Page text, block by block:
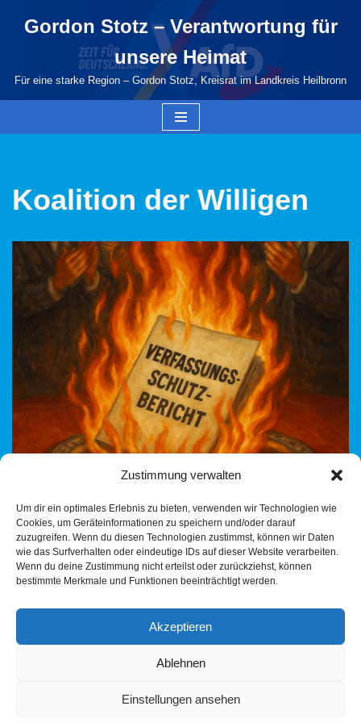
Zustimmung verwalten
Um dir ein optimales Erlebnis zu bieten, verwenden wir Technologien wie
Cookies, um Geräteinformationen zu speichern und/oder darauf
zuzugreifen. Wenn du diesen Technologien zustimmst, können wir Daten
wie das Surfverhalten oder eindeutige IDs auf dieser Website verarbeiten.
Wenn du deine Zustimmung nicht erteilst oder zurückziehst, können
bestimmte Merkmale und Funktionen beeinträchtigt werden.
Akzeptieren
Ablehnen
Einstellungen ansehen
springen
Gordon Stotz – Verantwortung für
unsere Heimat
Für eine starke Region – Gordon Stotz, Kreisrat im Landkreis Heilbronn
Koalition der Willigen
das sogenannte „Gutachten“ des Verfassungsschutzes zur AfD
entgleist gerade völlig – und die Heilbronner
Stimme…Weiterlesen »